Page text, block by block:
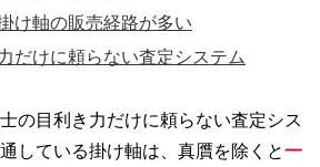
け軸の販売経路が多い
だけに頼らない査定システム
の目利き力だけに頼らない査定シス
している掛け軸は、真贋を除くと一